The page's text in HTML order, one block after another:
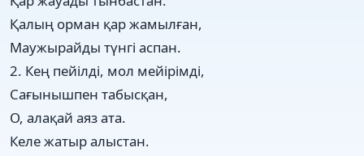
Қалың орман қар жамылған,
Маужырайды түнгі аспан.
2. Кең пейілді, мол мейірімді,
Сағынышпен табысқан,
О, алақай аяз ата.
Келе жатыр алыстан.